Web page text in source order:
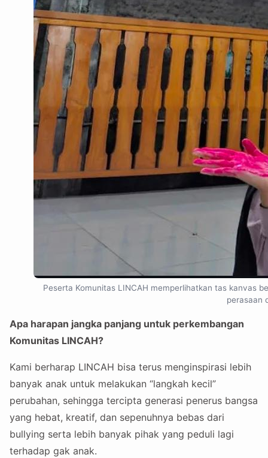
Peserta Komunitas LINCAH memperlihatkan tas kanvas
perasaan
Apa harapan jangka panjang untuk perkembangan
Komunitas LINCAH?
Kami berharap LINCAH bisa terus menginspirasi lebih
banyak anak untuk melakukan “langkah kecil”
perubahan, sehingga tercipta generasi penerus bangsa
yang hebat, kreatif, dan sepenuhnya bebas dari
bullying serta lebih banyak pihak yang peduli lagi
terhadap gak anak.